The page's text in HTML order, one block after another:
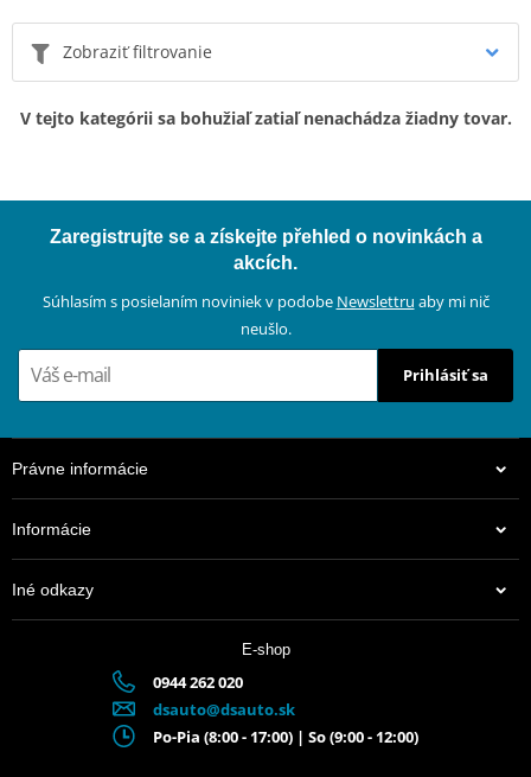
Zobraziť filtrovanie
V tejto kategórii sa bohužiaľ zatiaľ nenachádza žiadny tovar.
Zaregistrujte se a získejte přehled o novinkách a
akcích.
Súhlasím s posielaním noviniek v podobe Newslettru aby mi nič
neušlo.
Prihlásiť sa
Právne informácie
Informácie
Iné odkazy
E-shop
0944 262 020
dsauto@dsauto.sk
Po-Pia (8:00 - 17:00) | So (9:00 - 12:00)